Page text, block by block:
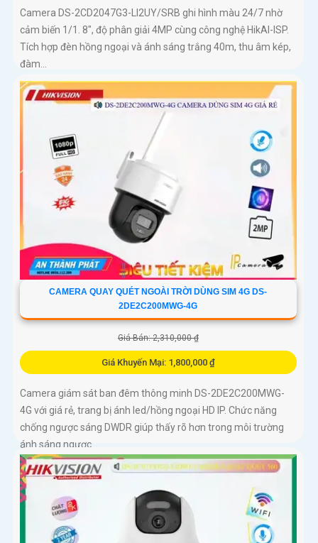
Camera DS-2CD2047G3-LI2UY/SRB ghi hình màu 24/7 nhờ
cảm biến 1/1. 8", độ phân giải 4MP cùng công nghệ HikAI-ISP.
Tích hợp đèn hồng ngoại và ánh sáng trắng 40m, thu âm kép,
đàm...
CAMERA QUAY QUÉT NGOÀI TRỜI DÙNG SIM 4G DS-
2DE2C200MWG-4G
Giá Bán: 2,310,000 ₫
Giá Khuyến Mại: 1,800,000 ₫
Camera giám sát ban đêm thông minh DS-2DE2C200MWG-
4G với giá rẻ, trang bị ánh led/hồng ngoại HD IP. Chức năng
chống ngược sáng DWDR giúp thấy rõ hơn trong môi trường
ánh sáng ngược